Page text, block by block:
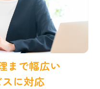
まで幅広い
に対応